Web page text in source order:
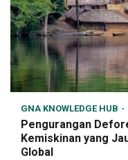
GNA KNOWLEDGE HUB
Pengurangan
Kemiskinan yang
Global